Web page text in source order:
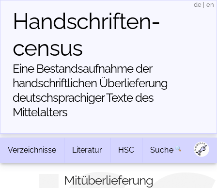
Handschriften­
census
Eine Bestandsaufnahme der
handschriftlichen Über­lieferung
deutschsprachiger Texte des
Mittelalters
de en
Verzeichnisse Literatur HSC Suche
Mitüberlieferung